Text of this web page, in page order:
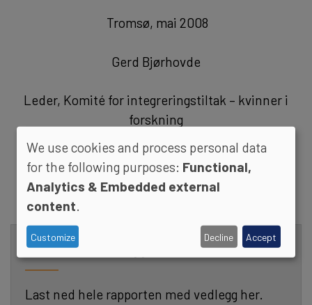
Tromsø, mai 2008
Gerd Bjørhovde
Leder, Komité for integreringstiltak – kvinner i
forskning
Les hele rapporten
Last ned hele rapporten med vedlegg her.
We use cookies and process personal data
for the following purposes: Functional,
Analytics & Embedded external
content.
Customize Decline Accept